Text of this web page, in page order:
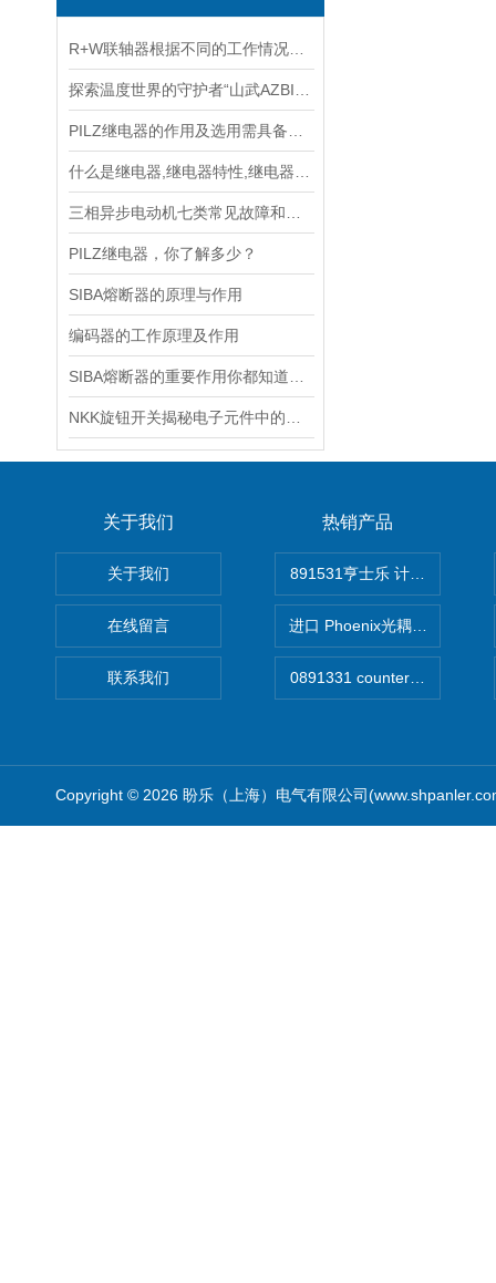
PILZ继电器，你了解多少？
SIBA熔断器的原理与作用
编码器的工作原理及作用
关于我们
关于我们
在线留言
联系我们
热销产品
891531亨士乐 计时器
进口 Phoenix光耦开关
Copyright © 2026 盼乐（上海）电气有限公司